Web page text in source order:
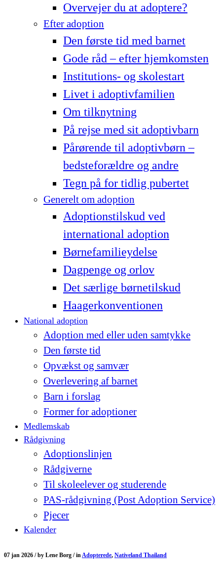
Overvejer du at adoptere?
Efter adoption
Den første tid med barnet
Gode råd – efter hjemkomsten
Institutions- og skolestart
Livet i adoptivfamilien
Om tilknytning
På rejse med sit adoptivbarn
Pårørende til adoptivbørn –
bedsteforældre og andre
Tegn på for tidlig pubertet
Generelt om adoption
Adoptionstilskud ved
international adoption
Børnefamilieydelse
Dagpenge og orlov
Det særlige børnetilskud
Haagerkonventionen
National adoption
Adoption med eller uden samtykke
Den første tid
Opvækst og samvær
Overlevering af barnet
Barn i forslag
Former for adoptioner
Medlemskab
Rådgivning
Adoptionslinjen
Rådgiverne
Til skoleelever og studerende
PAS-rådgivning (Post Adoption Service)
Pjecer
Kalender
07 jan 2026 /by Lene Borg /in Adopterede, Nativeland Thailand